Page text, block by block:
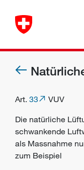
Art. 33
VUV
Die natürliche
schwankende
als Massnahme
zum Beispiel